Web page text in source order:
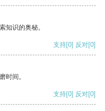
知识的奥秘。
支持[0] 反对[0]
时间。
支持[0] 反对[0]